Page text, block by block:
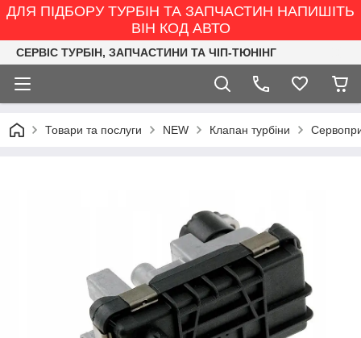
ДЛЯ ПІДБОРУ ТУРБІН ТА ЗАПЧАСТИН НАПИШІТЬ
ВІН КОД АВТО
СЕРВІС ТУРБІН, ЗАПЧАСТИНИ ТА ЧІП-ТЮНІНГ
Товари та послуги NEW Клапан турбіни